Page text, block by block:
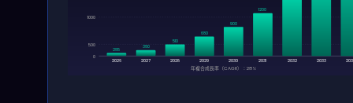
0
500
1000
2026
285
2027
380
2028
510
2029
680
2030
900
2031
1200
2032 2033
年複合成長率（CAGR）：28%